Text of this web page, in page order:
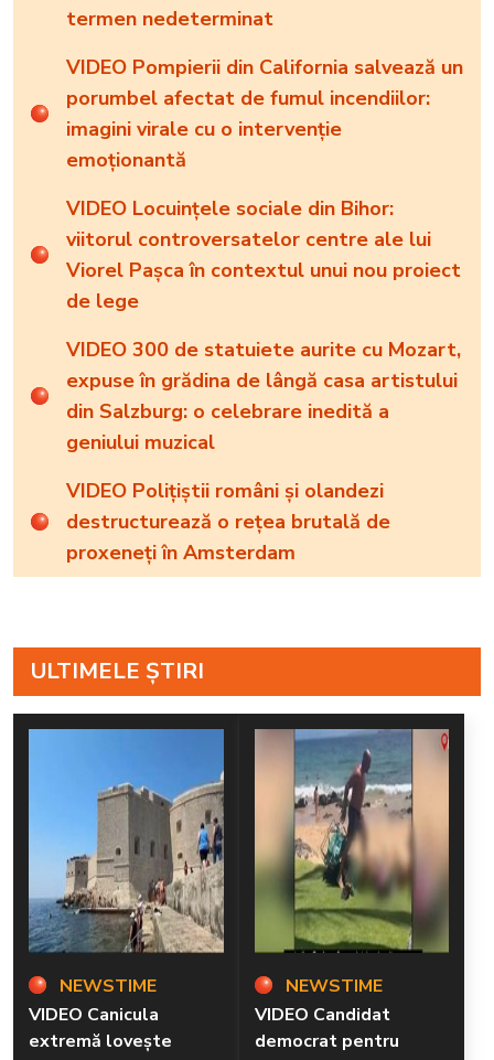
termen nedeterminat
VIDEO Pompierii din California salvează un
porumbel afectat de fumul incendiilor:
imagini virale cu o intervenție
emoționantă
VIDEO Locuințele sociale din Bihor:
viitorul controversatelor centre ale lui
Viorel Pașca în contextul unui nou proiect
de lege
VIDEO 300 de statuiete aurite cu Mozart,
expuse în grădina de lângă casa artistului
din Salzburg: o celebrare inedită a
geniului muzical
VIDEO Polițiștii români și olandezi
destructurează o rețea brutală de
proxeneți în Amsterdam
ULTIMELE ȘTIRI
NEWSTIME
VIDEO Canicula
extremă lovește
NEWSTIME
VIDEO Candidat
democrat pentru